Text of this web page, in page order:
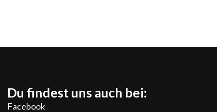
Du findest uns auch bei:
Facebook